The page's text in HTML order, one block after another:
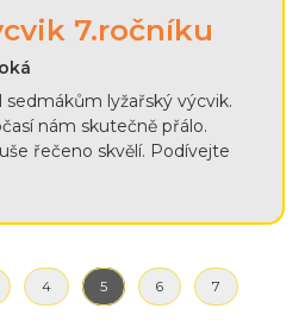
7.ročníku
sedmákům lyžařský výcvik.
nám skutečně přálo.
řečeno skvělí. Podívejte
4 5 6 7